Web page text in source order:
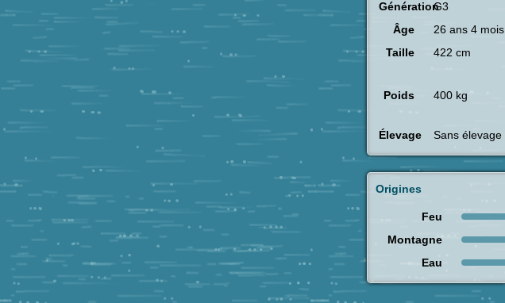
GénérationG3
Âge
26 ans 4 mois
Taille
422 cm
Poids
400 kg
Élevage
Sans élevage
Origines
Feu
Montagne
Eau